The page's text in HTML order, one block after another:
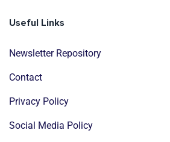
Useful Links
Newsletter Repository
Contact
Privacy Policy
Social Media Policy